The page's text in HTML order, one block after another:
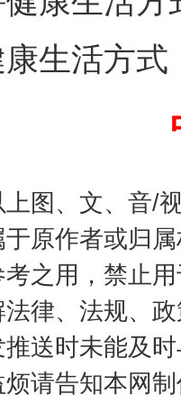
生活方
上图、文、音/
原作者或归
之用，禁止
律、法规、
送时未能及
请告知本网
问题” 法
一